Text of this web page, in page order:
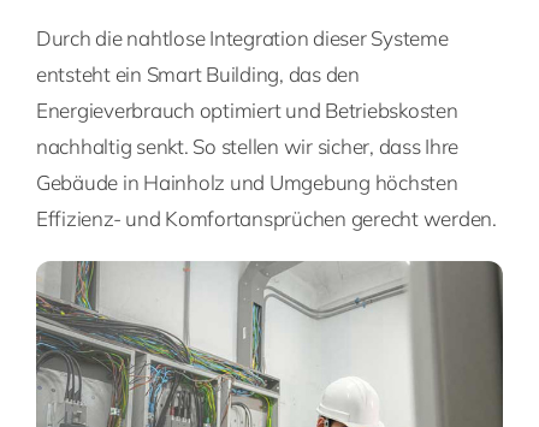
Durch die nahtlose Integration dieser Systeme
entsteht ein Smart Building, das den
Energieverbrauch optimiert und Betriebskosten
nachhaltig senkt. So stellen wir sicher, dass Ihre
Gebäude in Hainholz und Umgebung höchsten
Effizienz- und Komfortansprüchen gerecht werden.